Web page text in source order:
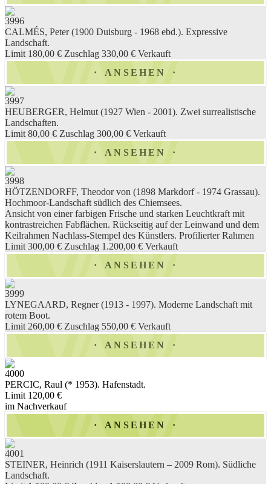
3996
CALMÉS, Peter (1900 Duisburg - 1968 ebd.). Expressive
Landschaft.
Limit 180,00 € Zuschlag 330,00 € Verkauft
ANSEHEN
3997
HEUBERGER, Helmut (1927 Wien - 2001). Zwei surrealistische
Landschaften.
Limit 80,00 € Zuschlag 300,00 € Verkauft
ANSEHEN
3998
HÖTZENDORFF, Theodor von (1898 Markdorf - 1974 Grassau).
Hochmoor-Landschaft südlich des Chiemsees.
Ansicht von einer farbigen Frische und starken Leuchtkraft mit
kontrastreichen Fabflächen. Rückseitig auf der Leinwand und dem
Keilrahmen Nachlass-Stempel des Künstlers. Profilierter Rahmen
Limit 300,00 € Zuschlag 1.200,00 € Verkauft
ANSEHEN
3999
LYNEGAARD, Regner (1913 - 1997). Moderne Landschaft mit
rotem Boot.
Limit 260,00 € Zuschlag 550,00 € Verkauft
ANSEHEN
4000
PERCIC, Raul (* 1953). Hafenstadt.
Limit 120,00 €
im Nachverkauf
ANSEHEN
4001
STEINER, Heinrich (1911 Kaiserslautern – 2009 Rom). Südliche
Landschaft.